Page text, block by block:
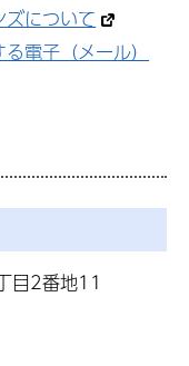
について
電子（メール）
目2番地11